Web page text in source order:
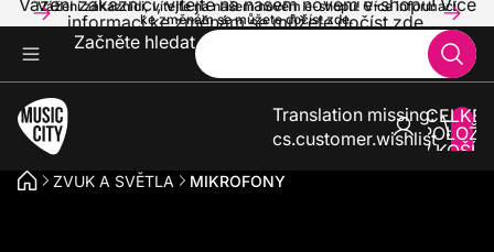
Vážení zákazníci, vítejte na našem novém e-shopu! Více informací
ke změnám se můžete dočíst zde.
Vážení zákazníci, vítejte na našem novém e-shopu! Více
informací ke změnám se můžete dočíst zde.
Začněte hledat
Translation missing:
cs.customer.wishlist
V
ZVUK A SVĚTLA MIKROFONY